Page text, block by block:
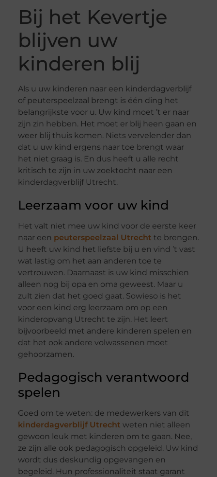
Bij het Kevertje
blijven uw
kinderen blij
Als u uw kinderen naar een kinderdagverblijf
of peuterspeelzaal brengt is één ding het
belangrijkste voor u. Uw kind moet ’t er naar
zijn zin hebben. Het moet er blij heen gaan en
weer blij thuis komen. Niets vervelender dan
dat u uw kind ergens naar toe brengt waar
het niet graag is. En dus heeft u alle recht
kritisch te zijn in uw zoektocht naar een
kinderdagverblijf Utrecht.
Leerzaam voor uw kind
Het valt niet mee uw kind voor de eerste keer
naar een peuterspeelzaal Utrecht te brengen.
U heeft uw kind het liefste bij u en vind ’t vast
wat lastig om het aan anderen toe te
vertrouwen. Daarnaast is uw kind misschien
alleen nog bij opa en oma geweest. Maar u
zult zien dat het goed gaat. Sowieso is het
voor een kind erg leerzaam om op een
kinderopvang Utrecht te zijn. Het leert
bijvoorbeeld met andere kinderen spelen en
dat het ook andere volwassenen moet
gehoorzamen.
Pedagogisch verantwoord
spelen
Goed om te weten: de medewerkers van dit
kinderdagverblijf Utrecht weten niet alleen
gewoon leuk met kinderen om te gaan. Nee,
ze zijn alle ook pedagogisch opgeleid. Uw kind
wordt dus deskundig opgevangen en
begeleid. Hun professionaliteit staat garant